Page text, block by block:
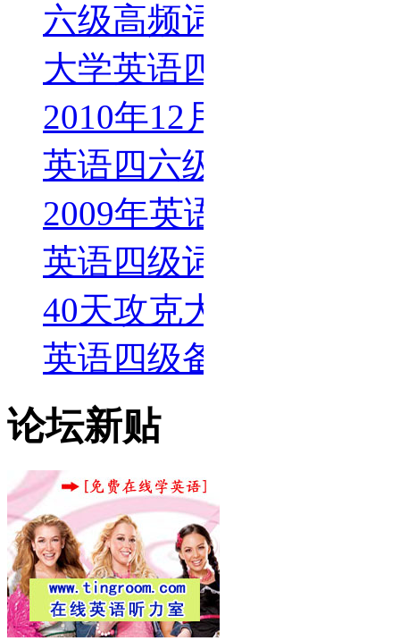
六级高频词汇下载
大学英语四级词汇大
2010年12月英语四级
英语四六级词汇大全(
2009年英语四级考试
英语四级词汇天天背下
40天攻克大学英语四
英语四级备考：熟记
论坛新贴